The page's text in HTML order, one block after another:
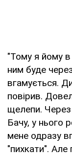
"Тому я йому
ним буде
вгамується.
повірив.
щелепи. Через
Бачу, у нього
мене одразу
"пихкати".